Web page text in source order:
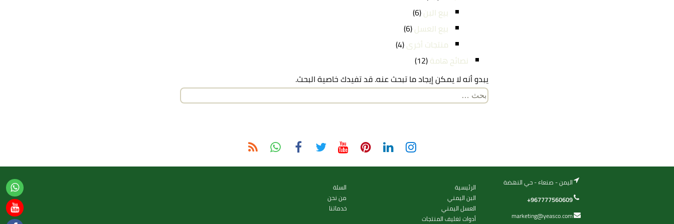
بيع البن(6)
بيع العسل(6)
منتجات أخرى(4)
نصائح هامة(12)
يبدو أنه لا يمكن إيجاد ما تبحث عنه. قد تفيدك خاصية البحث.
البحث
اليمن - صنعاء - حي النهضة
+967777560609
marketing@yeasco.com
الرئيسية
البن اليمني
العسل اليمني
أدوات تغليف المنتجات
السلة
من نحن
خدماتنا